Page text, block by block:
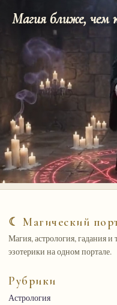
Магия ближе, чем
☾ Магический
Магия, астрология, гадания
эзотерики на одном портале.
Рубрики
Астрология